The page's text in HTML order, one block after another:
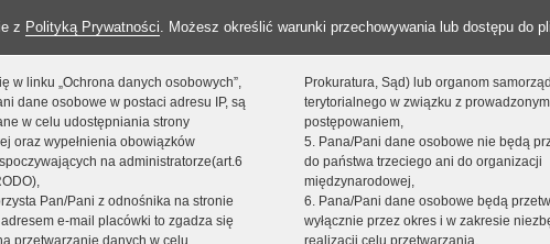
z Polityką Prywatności. Możesz określić warunki przechowywania lub dostępu do
w linku „Ochrona danych osobowych”,
dane osobowe w postaci adresu IP, są
w celu udostępniania strony
oraz wypełnienia obowiązków
na administratorze(art.6
Pan/Pani z odnośnika na stronie
e-mail placówki to zgadza się
przetwarzanie danych w celu
Prokuratura, Sąd) lub organom
terytorialnego w związku z prowadzonym
postępowaniem,
5. Pana/Pani dane osobowe nie będą
do państwa trzeciego ani do organizacji
międzynarodowej,
6. Pana/Pani dane osobowe będą
wyłącznie przez okres i w zakresie
realizacji celu przetwarzania,